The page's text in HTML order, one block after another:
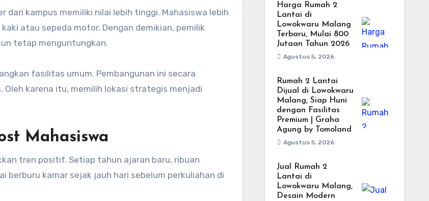
dari kampus memiliki nilai lebih tinggi. Mahasiswa lebih
atau sepeda motor. Dengan demikian, pemilik
tetap menguntungkan.
fasilitas umum. Pembangunan ini secara
karena itu, memilih lokasi strategis menjadi
Mahasiswa
tren positif. Setiap tahun ajaran baru, ribuan
berburu kamar sejak jauh hari sebelum perkuliahan di
Harga Rumah 2
Lantai di
Lowokwaru Malang
Terbaru, Mulai 800
Jutaan Tahun 2026
Agustus 5, 2026
Rumah 2 Lantai
Dijual di Lowokwaru
Malang, Siap Huni
dengan Fasilitas
Premium | Graha
Agung by Tomoland
Agustus 5, 2026
Jual Rumah 2
Lantai di
Lowokwaru Malang,
Desain Modern